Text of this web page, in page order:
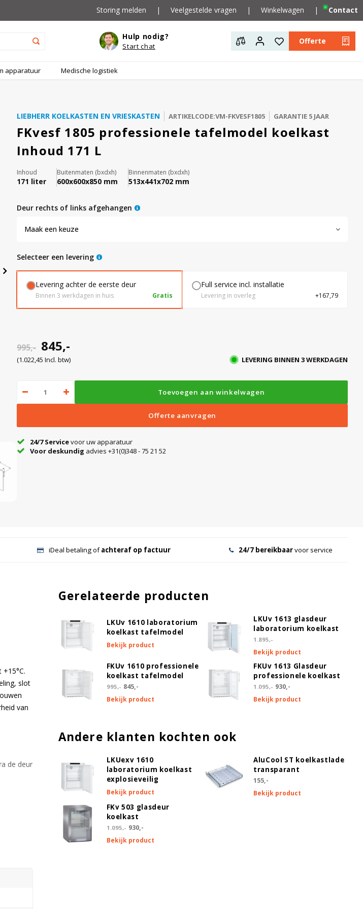
Storing melden | Veelgestelde vragen | Winkelwagen | Contact
Hulp nodig?
Start chat
Offerte
apparatuur Medische logistiek
LIEBHERR KOELKASTEN EN VRIESKASTEN ARTIKELCODE:VM-FKVESF1805 GARANTIE 5 JAAR
FKvesf 1805 professionele tafelmodel koelkast
Inhoud 171 L
Inhoud
171 liter
Buitenmaten (bxdxh)
600x600x850 mm
Binnenmaten (bxdxh)
513x441x702 mm
deur rechts of links afgehangen
Maak een keuze
Selecteer een levering
Levering achter de eerste deur
Binnen 3 werkdagen in huis Gratis
Full service incl. installatie
Levering in overleg +167,79
995,- 845,-
(1.022,45 Incl. btw) LEVERING BINNEN 3 WERKDAGEN
Toevoegen aan winkelwagen
Offerte aanvragen
24/7 Servicevoor uw apparatuur
Voor deskundig advies +31(0)348 - 75 21 52
iDeal betaling ofachteraf op factuur 24/7 bereikbaarvoor service
slot
van
de deur
Gerelateerde producten
LKUv 1610 laboratorium
koelkast tafelmodel
Bekijk product
LKUv 1613 glasdeur
laboratorium koelkast
1.895,-
Bekijk product
FKUv 1610 professionele
koelkast tafelmodel
995,- 845,-
Bekijk product
FKUv 1613 Glasdeur
professionele koelkast
1.095,- 930,-
Bekijk product
Andere klanten kochten ook
LKUexv 1610
laboratorium koelkast
explosieveilig
Bekijk product
AluCool ST koelkastlade
transparant
155,-
Bekijk product
FKv 503 glasdeur
koelkast
1.095,- 930,-
Bekijk product